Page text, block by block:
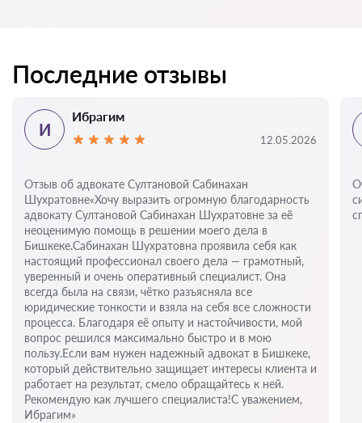
Последние отзывы
И
Ибрагим
12.05.2026
Отзыв об адвокате Султановой Сабинахан
Шухратовне«Хочу выразить огромную благодарность
адвокату Султановой Сабинахан Шухратовне за её
неоценимую помощь в решении моего дела в
Бишкеке.Сабинахан Шухратовна проявила себя как
настоящий профессионал своего дела — грамотный,
уверенный и очень оперативный специалист. Она
всегда была на связи, чётко разъясняла все
юридические тонкости и взяла на себя все сложности
процесса. Благодаря её опыту и настойчивости, мой
вопрос решился максимально быстро и в мою
пользу.Если вам нужен надежный адвокат в Бишкеке,
который действительно защищает интересы клиента и
работает на результат, смело обращайтесь к ней.
Рекомендую как лучшего специалиста!С уважением,
Ибрагим»